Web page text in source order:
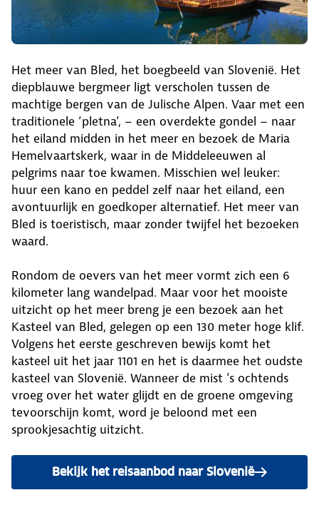
Het meer van Bled, het boegbeeld van Slovenië. Het
diepblauwe bergmeer ligt verscholen tussen de
machtige bergen van de Julische Alpen. Vaar met een
traditionele ‘pletna’, – een overdekte gondel – naar
het eiland midden in het meer en bezoek de Maria
Hemelvaartskerk, waar in de Middeleeuwen al
pelgrims naar toe kwamen. Misschien wel leuker:
huur een kano en peddel zelf naar het eiland, een
avontuurlijk en goedkoper alternatief. Het meer van
Bled is toeristisch, maar zonder twijfel het bezoeken
waard.
Rondom de oevers van het meer vormt zich een 6
kilometer lang wandelpad. Maar voor het mooiste
uitzicht op het meer breng je een bezoek aan het
Kasteel van Bled, gelegen op een 130 meter hoge klif.
Volgens het eerste geschreven bewijs komt het
kasteel uit het jaar 1101 en het is daarmee het oudste
kasteel van Slovenië. Wanneer de mist ’s ochtends
vroeg over het water glijdt en de groene omgeving
tevoorschijn komt, word je beloond met een
sprookjesachtig uitzicht.
Bekijk het reisaanbod naar Slovenië